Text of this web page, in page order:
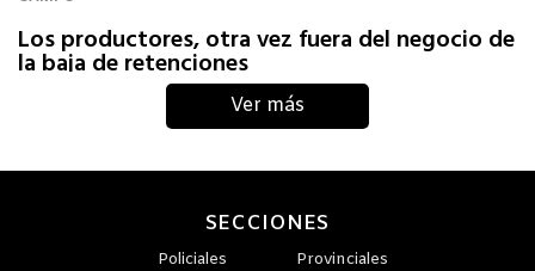
Los productores, otra vez fuera del negocio de
la baja de retenciones
SECCIONES
Policiales
Provinciales